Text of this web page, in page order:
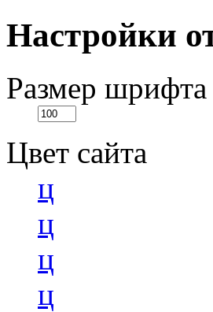
Настройки
Размер шрифта
Цвет сайта
ц
ц
ц
ц